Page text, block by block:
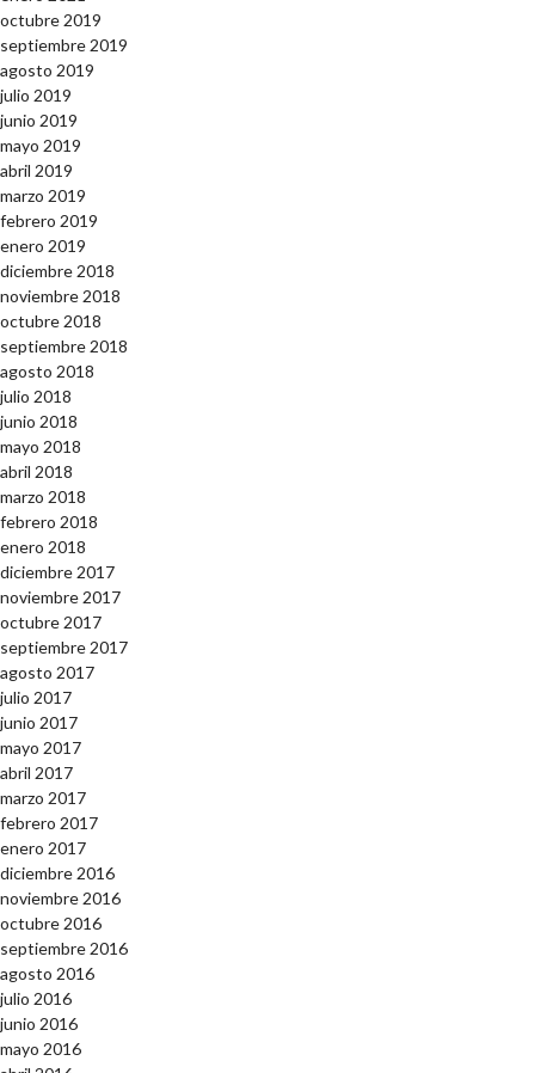
octubre 2019
septiembre 2019
agosto 2019
julio 2019
junio 2019
mayo 2019
abril 2019
marzo 2019
febrero 2019
enero 2019
diciembre 2018
noviembre 2018
octubre 2018
septiembre 2018
agosto 2018
julio 2018
junio 2018
mayo 2018
abril 2018
marzo 2018
febrero 2018
enero 2018
diciembre 2017
noviembre 2017
octubre 2017
septiembre 2017
agosto 2017
julio 2017
junio 2017
mayo 2017
abril 2017
marzo 2017
febrero 2017
enero 2017
diciembre 2016
noviembre 2016
octubre 2016
septiembre 2016
agosto 2016
julio 2016
junio 2016
mayo 2016